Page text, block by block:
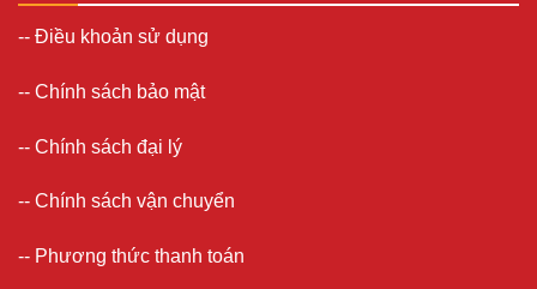
-- Điều khoản sử dụng
-- Chính sách bảo mật
-- Chính sách đại lý
-- Chính sách vận chuyển
-- Phương thức thanh toán